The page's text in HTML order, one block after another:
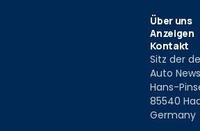
Über uns
Anzeigen
Kontakt
Sitz der
Auto
Hans-
85540
Germany